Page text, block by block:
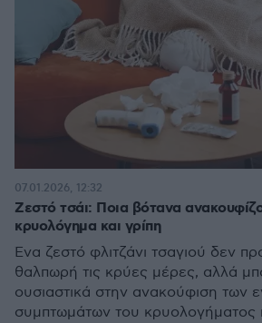
Ζεστό τσάι: Ποια βότανα
κρυολόγημα και γρίπη
Ένα ζεστό φλιτζάνι τσαγιού δεν
θαλπωρή τις κρύες μέρες, αλλά
ουσιαστικά στην ανακούφιση των
συμπτωμάτων του κρυολογήματος
07.01.2026, 12:32